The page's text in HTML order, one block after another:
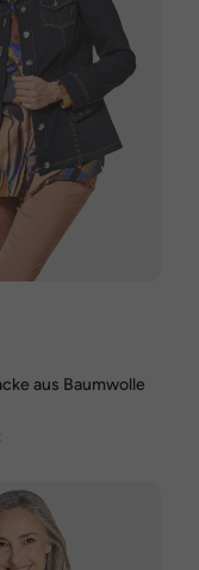
aus Baumwolle